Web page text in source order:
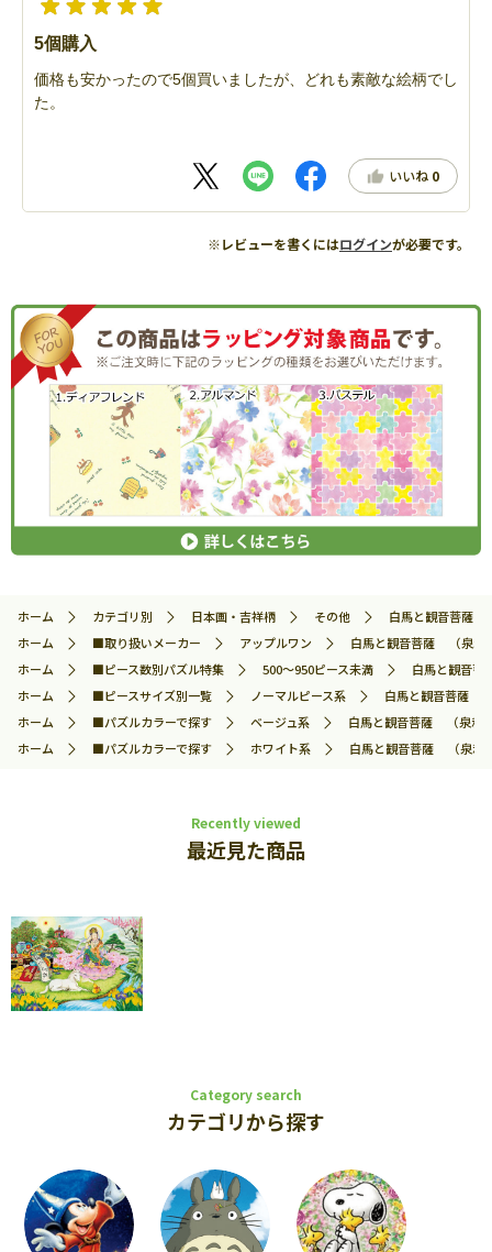
5個購入
価格も安かったので5個買いましたが、どれも素敵な絵柄でし
た。
いいね 0
※レビューを書くにはログインが必要です。
ホーム カテゴリ別 日本画・吉祥柄 その他
白馬と観音菩薩
ホーム
■取り扱いメーカー アップルワン
白馬と観音菩薩 （泉
ホーム
■ピース数別パズル特集 500～950ピース未満
白馬と観音
ホーム
■ピースサイズ別一覧 ノーマルピース系
白馬と観音菩薩
ホーム
■パズルカラーで探す ベージュ系
白馬と観音菩薩 （泉和
ホーム
■パズルカラーで探す ホワイト系 白馬と観音菩薩 （泉和
Recently viewed
最近見た商品
Category search
カテゴリから探す